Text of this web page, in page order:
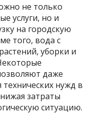
не только
услуги, но и
на городскую
того, вода с
уборки и
даже
нужд в
затраты
ситуацию.